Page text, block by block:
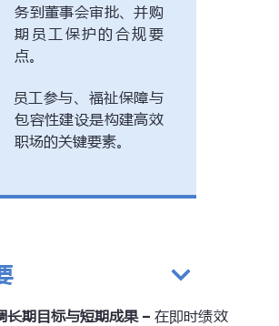
务到董事会审批、并购
期员工保护的合规要
点。
员工参与、福祉保障与
包容性建设是构建高效
职场的关键要素。
长期目标与短期成果 –在即时绩效